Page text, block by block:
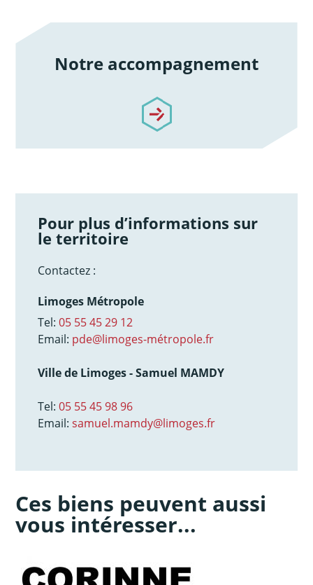
Notre accompagnement
/notre-accompagnement
Pour plus d’informations sur
le territoire
Contactez :
Limoges Métropole
Tel:05 55 45 29 12
Email: pde@limoges-métropole.fr
Ville de Limoges - Samuel MAMDY
Tel:05 55 45 98 96
Email:samuel.mamdy@limoges.fr
Ces biens peuvent aussi
vous intéresser...